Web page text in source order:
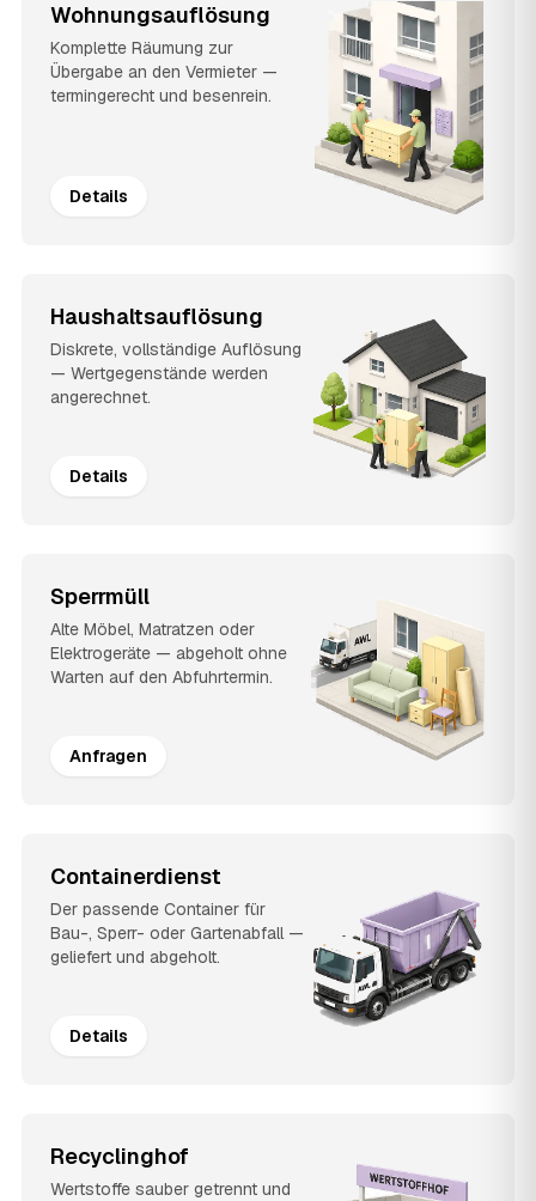
Wohnungsauflösung
Komplette Räumung zur
Übergabe an den Vermieter —
termingerecht und besenrein.
Details
Haushaltsauflösung
Diskrete, vollständige Auflösung
— Wertgegenstände werden
angerechnet.
Details
Sperrmüll
Alte Möbel, Matratzen oder
Elektrogeräte — abgeholt ohne
Warten auf den Abfuhrtermin.
Anfragen
Containerdienst
Der passende Container für
Bau-, Sperr- oder Gartenabfall —
geliefert und abgeholt.
Details
Recyclinghof
Wertstoffe sauber getrennt und